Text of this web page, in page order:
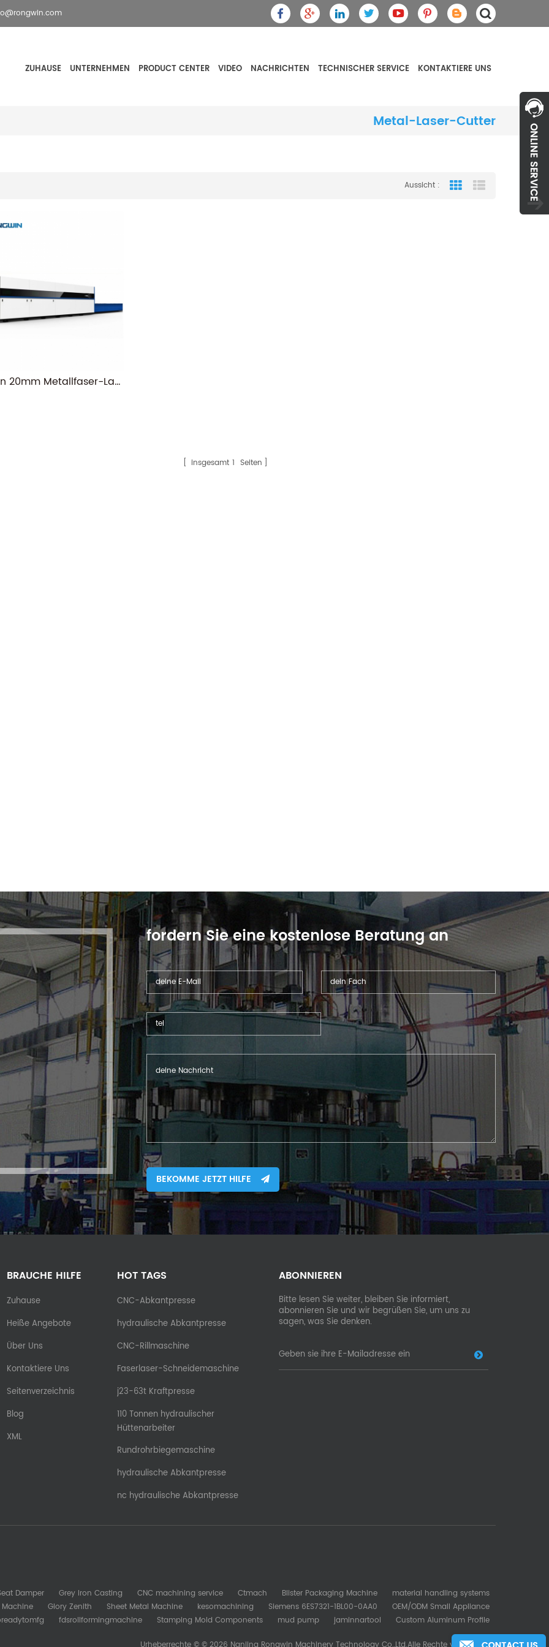
ZUHAUSE UNTERNEHMEN PRODUCT CENTER VIDEO NACHRICHTEN TECHNISCHER SERVICE KONTAKTIERE UNS
Metal-Laser-Cutter
Aussicht : Grid View
Rongwin 20mm Metallfaser-Laserschneidmaschinen
insgesamt 1 Seiten
fordern Sie eine kostenlose Beratung an
BEKOMME JETZT HILFE
BRAUCHE HILFE
Zuhause
Heiße Angebote
Über Uns
Kontaktiere Uns
Seitenverzeichnis
Blog
XML
HOT TAGS
CNC-Abkantpresse
hydraulische Abkantpresse
CNC-Rillmaschine
Faserlaser-Schneidemaschine
j23-63t Kraftpresse
110 Tonnen hydraulischer
Hüttenarbeiter
Rundrohrbiegemaschine
hydraulische Abkantpresse
nc hydraulische Abkantpresse
ABONNIEREN
Bitte lesen Sie weiter, bleiben Sie informiert,
abonnieren Sie und wir begrüßen Sie, um uns zu
sagen, was Sie denken.
Damper Grey Iron Casting CNC machining service Ctmach Blister Packaging Machine
material handling systems
Machine Glory Zenith Sheet Metal Machine kesomachining Siemens 6ES7321-1BL00-0AA0
OEM/ODM Small Appliance
fdsrollformingmachine Stamping Mold Components mud pump jaminnartool Custom Aluminum Profile